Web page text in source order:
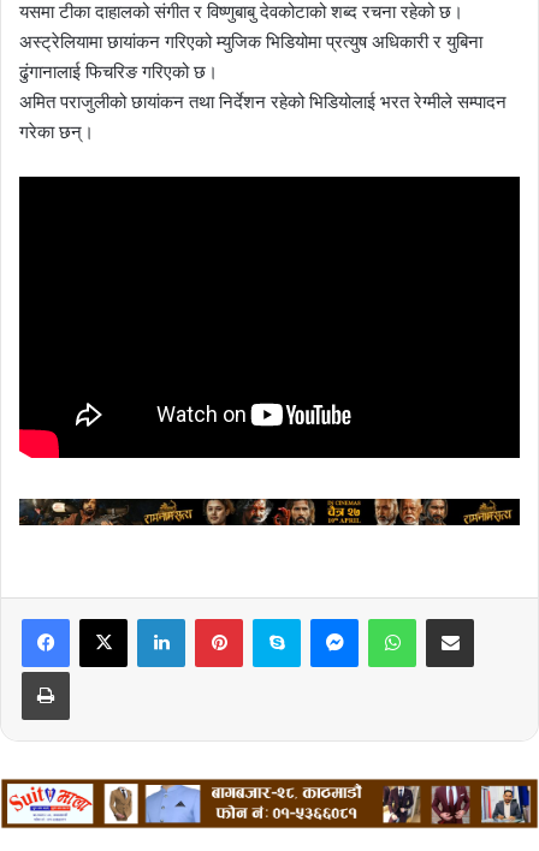
यसमा टीका दाहालको संगीत र विष्णुबाबु देवकोटाको शब्द रचना रहेको छ।
अस्ट्रेलियामा छायांकन गरिएको म्युजिक भिडियोमा प्रत्युष अधिकारी र युबिना
ढुंगानालाई फिचरिङ गरिएको छ।
अमित पराजुलीको छायांकन तथा निर्देशन रहेको भिडियोलाई भरत रेग्मीले सम्पादन
गरेका छन्।
LinkedInPinterestSkype MessengerWhatsAppShare via Email
Print